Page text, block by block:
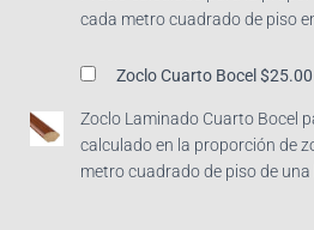
cada metro cuadrado de piso
Zoclo Cuarto Bocel $25.00
Zoclo Laminado Cuarto Bocel
calculado en la proporción de
metro cuadrado de piso de